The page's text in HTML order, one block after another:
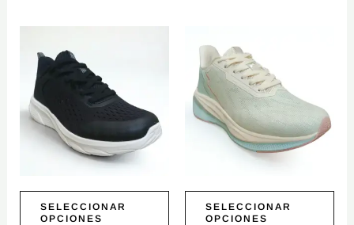
SELECCIONAR
OPCIONES
producto
tiene
múltiples
variantes.
Las
opciones
elegir
SELECCIONAR
OPCIONES
producto
tiene
múltiples
variantes.
opciones
elegir